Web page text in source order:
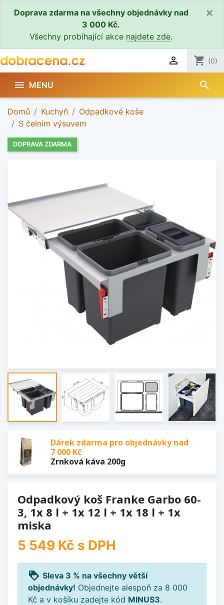
Doprava zdarma na všechny objednávky nad
3 000 Kč.
Všechny probíhající akce najdete zde.
×
 shopping_cart (0)
 MENU search
Domů Kuchyň
Odpadkové koše
S čelním výsuvem
DOPRAVA ZDARMA
Dárek zdarma pro objednávky nad
7 000 Kč
Zrnková káva 200g
Odpadkový koš Franke Garbo 60-
3, 1x 8 l + 1x 12 l + 1x 18 l + 1x
miska
5 549 Kč s DPH
loyalty Sleva 3 % na všechny větší
objednávky! Objednejte alespoň za 8 000
Kč a v košíku zadejte kód MINUS3.